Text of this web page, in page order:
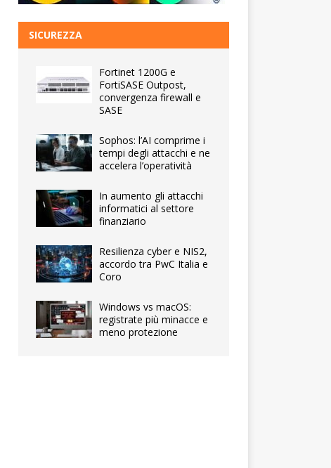
SICUREZZA
Fortinet 1200G e
FortiSASE Outpost,
convergenza firewall e
SASE
Sophos: l’AI comprime i
tempi degli attacchi e ne
accelera l’operatività
In aumento gli attacchi
informatici al settore
finanziario
Resilienza cyber e NIS2,
accordo tra PwC Italia e
Coro
Windows vs macOS:
registrate più minacce e
meno protezione